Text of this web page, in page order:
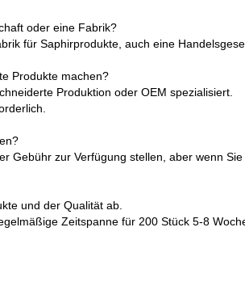
oder eine Fabrik?
für Saphirprodukte, auch eine
Produkte machen?
Produktion oder OEM spezialisiert.
Gebühr zur Verfügung stellen, aber wenn
und der Qualität ab.
Zeitspanne für 200 Stück 5-8